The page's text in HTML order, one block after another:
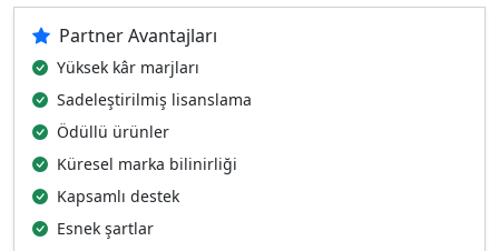
Partner Avantajları
Yüksek kâr marjları
Sadeleştirilmiş lisanslama
Ödüllü ürünler
Küresel marka bilinirliği
Kapsamlı destek
Esnek şartlar